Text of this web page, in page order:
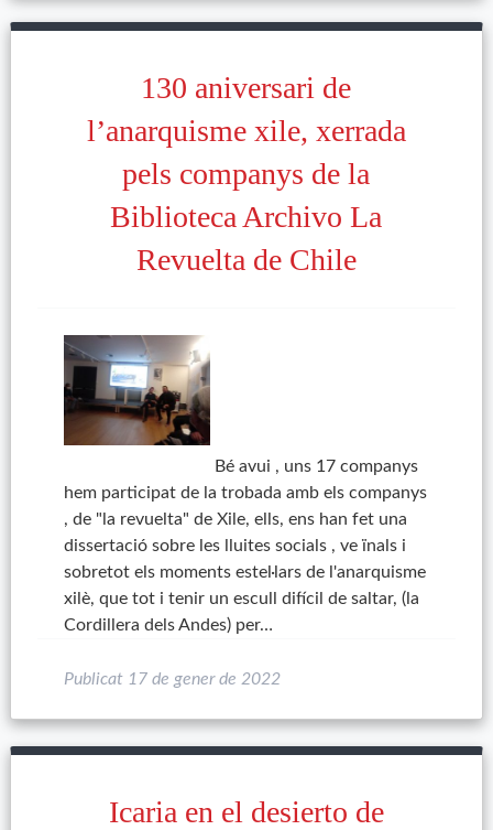
130 aniversari de
l’anarquisme xile, xerrada
pels companys de la
Biblioteca Archivo La
Revuelta de Chile
Bé avui , uns 17 companys
hem participat de la trobada amb els companys
, de "la revuelta" de Xile, ells, ens han fet una
dissertació sobre les lluites socials , ve ïnals i
sobretot els moments estel·lars de l'anarquisme
xilè, que tot i tenir un escull difícil de saltar, (la
Cordillera dels Andes) per…
Publicat 17 de gener de 2022
Icaria en el desierto de